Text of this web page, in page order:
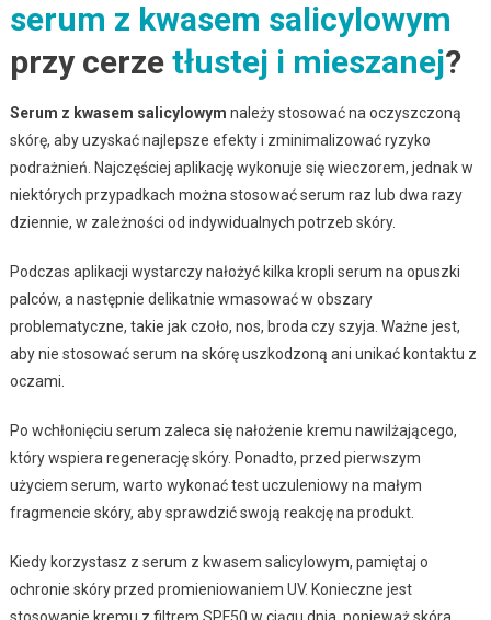
serum z kwasem salicylowym
przy cerze tłustej i mieszanej?
Serum z kwasem salicylowym należy stosować na oczyszczoną
skórę, aby uzyskać najlepsze efekty i zminimalizować ryzyko
podrażnień. Najczęściej aplikację wykonuje się wieczorem, jednak w
niektórych przypadkach można stosować serum raz lub dwa razy
dziennie, w zależności od indywidualnych potrzeb skóry.
Podczas aplikacji wystarczy nałożyć kilka kropli serum na opuszki
palców, a następnie delikatnie wmasować w obszary
problematyczne, takie jak czoło, nos, broda czy szyja. Ważne jest,
aby nie stosować serum na skórę uszkodzoną ani unikać kontaktu z
oczami.
Po wchłonięciu serum zaleca się nałożenie kremu nawilżającego,
który wspiera regenerację skóry. Ponadto, przed pierwszym
użyciem serum, warto wykonać test uczuleniowy na małym
fragmencie skóry, aby sprawdzić swoją reakcję na produkt.
Kiedy korzystasz z serum z kwasem salicylowym, pamiętaj o
ochronie skóry przed promieniowaniem UV. Konieczne jest
stosowanie kremu z filtrem SPF50 w ciągu dnia, ponieważ skóra